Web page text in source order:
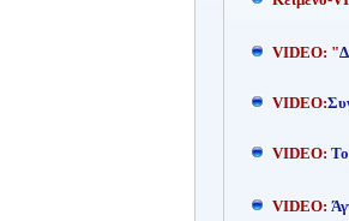
VIDEO: "
VIDEO:
VIDEO: Το
VIDEO: